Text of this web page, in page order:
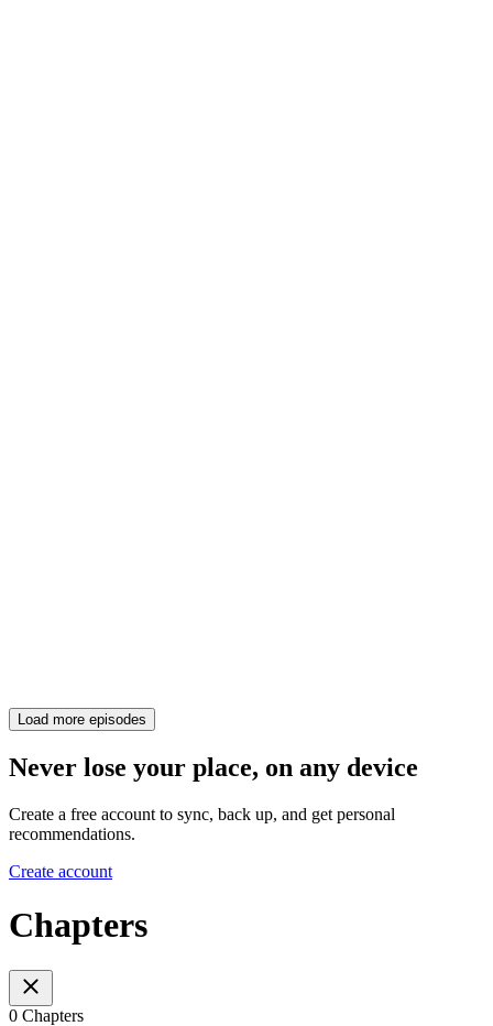
Load more episodes
Never lose your place, on any device
Create a free account to sync, back up, and get personal
recommendations.
Create account
Chapters
0 Chapters